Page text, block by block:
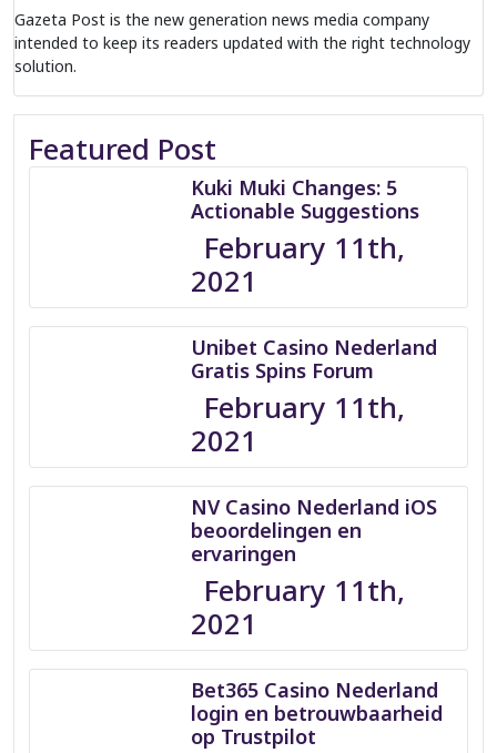
Gazeta Post is the new generation news media company
intended to keep its readers updated with the right technology
solution.
Featured Post
Kuki Muki Changes: 5
Actionable Suggestions
February 11th,
2021
Unibet Casino Nederland
Gratis Spins Forum
February 11th,
2021
NV Casino Nederland iOS
beoordelingen en
ervaringen
February 11th,
2021
Bet365 Casino Nederland
login en betrouwbaarheid
op Trustpilot